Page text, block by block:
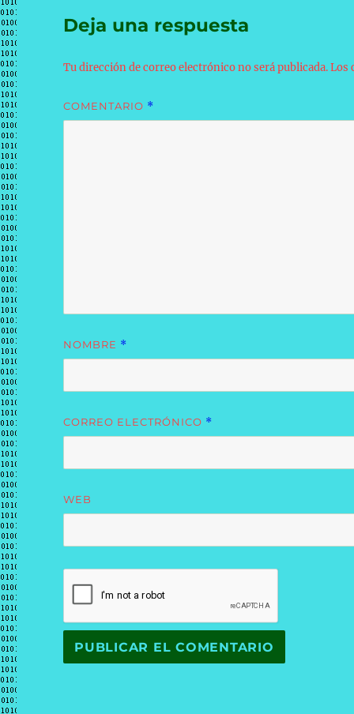
Deja una respuesta
Tu dirección de correo electrónico no será publicada.Los
COMENTARIO *
NOMBRE *
CORREO ELECTRÓNICO *
WEB